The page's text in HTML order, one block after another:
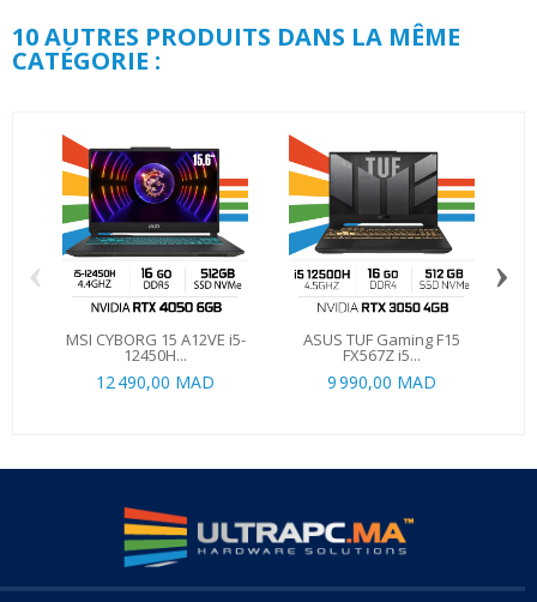
10 AUTRES PRODUITS DANS LA MÊME
CATÉGORIE :
MSI CYBORG 15 A12VE i5-
12450H...
12 490,00 MAD
ASUS TUF Gaming F15
FX567Z i5...
9 990,00 MAD
‹ ›